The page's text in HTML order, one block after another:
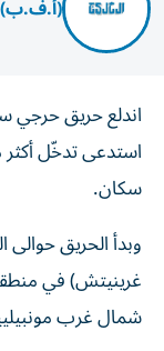
(أ.ف.ب)
اندلع حريق حرجي
استدعى تدخّل أكثر
سكان.
شمال غرب